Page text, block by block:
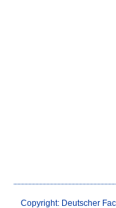
Copyright: Deutscher